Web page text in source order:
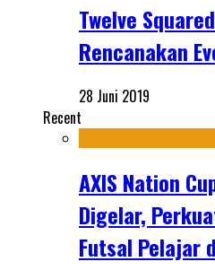
Twelve
Rencanakan
28 Juni 2019
Recent
AXIS Nation
Digelar,
Futsal Pelajar